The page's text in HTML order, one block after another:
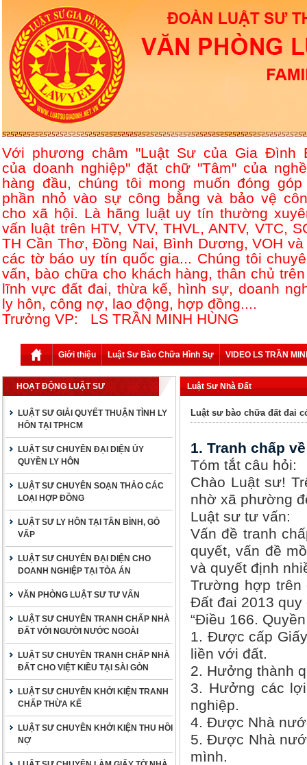
Với phương châm "Luật Sư của Gia Đình
của doanh nghiệp" đặt chữ "Tâm" của
hàng đầu, chúng tôi mong muốn đóng góp
phần nhỏ vào sự công bằng và bảo vệ
cho xã hội. Là hãng luật uy tín thường
vấn luật trên HTV, VTV, THVL, ANTV, VTC,
TH Cần Thơ, Đồng Nai, Bình Dương, VOH và
các tờ báo uy tín quốc gia... Chúng tôi
vấn, bào chữa cho khách hàng, thân chủ
lĩnh vực đất đai, thừa kế, hình sự, doanh
ly hôn, công nợ, lao động, hợp đồng....
Trưởng VP: LS TRẦN MINH HÙNG
Giới thiệu Luật Sư Bào Chữa Hình Sự VIDEO LS TRẦN
HOẠT ĐỘNG LUẬT SƯ
LUẬT SƯ GIẢI QUYẾT THUẬN TÌNH LY
HÔN TẠI TPHCM
LUẬT SƯ CHUYÊN ĐẠI DIỆN ỦY
QUYỀN LY HÔN
LUẬT SƯ CHUYÊN SOẠN THẢO CÁC
LOẠI HỢP ĐỒNG
LUẬT SƯ LY HÔN TẠI TÂN BÌNH, GÒ
VẤP
LUẬT SƯ CHUYÊN ĐẠI DIỆN CHO
DOANH NGHIỆP TẠI TÒA ÁN
VĂN PHÒNG LUẬT SƯ TƯ VẤN
LUẬT SƯ CHUYÊN TRANH CHẤP NHÀ
ĐẤT VỚI NGƯỜI NƯỚC NGOÀI
LUẬT SƯ CHUYÊN TRANH CHẤP NHÀ
ĐẤT CHO VIỆT KIỀU TẠI SÀI GÒN
LUẬT SƯ CHUYÊN KHỞI KIỆN TRANH
CHẤP THỪA KẾ
LUẬT SƯ CHUYÊN KHỞI KIỆN THU HỒI
NỢ
Luật Sư Nhà Đất
Luật sư bào chữa đất đai
1. Tranh chấp
Tóm tắt câu hỏi:
Chào Luật sư!
nhờ xã phường
Luật sư tư vấn:
Vấn đề tranh
quyết, vấn đề
và quyết định
Trường hợp trên
Đất đai 2013
“Điều 166.
1. Được cấp
liền với đất.
2. Hưởng thành
3. Hưởng các
nghiệp.
4. Được Nhà
5. Được Nhà
mình.